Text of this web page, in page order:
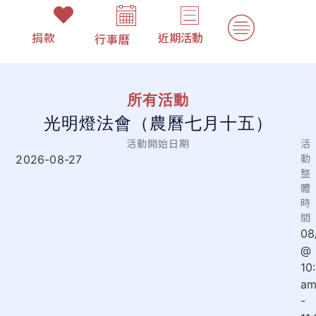
近期活動
行事曆
捐款
所有活動
光明燈法會（農曆七月十五）
活動開始日期
2026-08-27
活
動
整
體
時
間
@
am
-